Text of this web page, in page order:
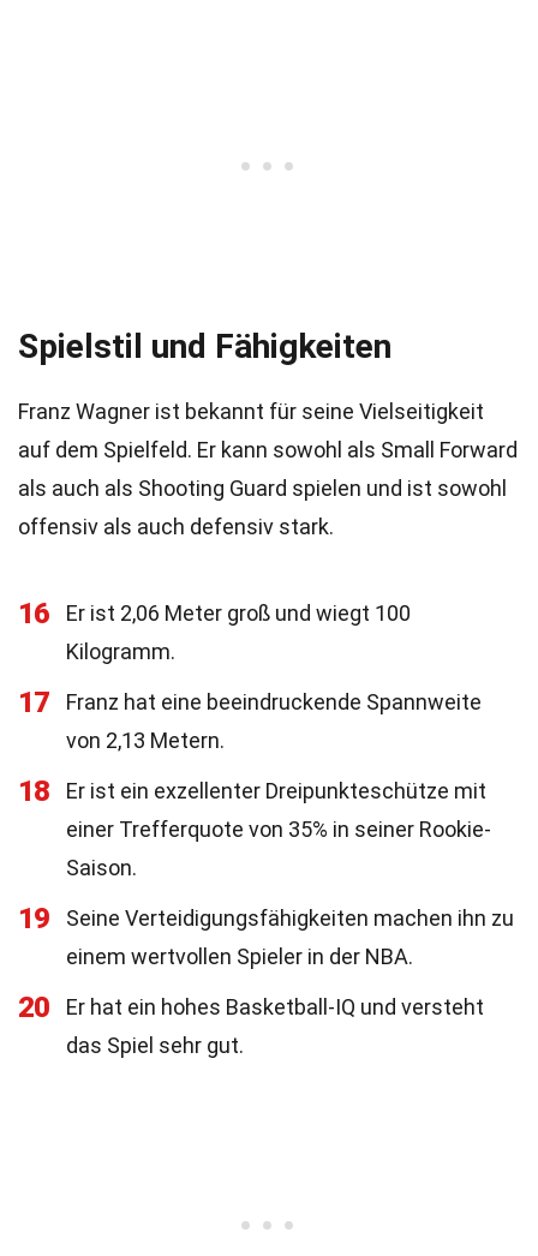
Spielstil und Fähigkeiten
Franz Wagner ist bekannt für seine Vielseitigkeit
auf dem Spielfeld. Er kann sowohl als Small Forward
als auch als Shooting Guard spielen und ist sowohl
offensiv als auch defensiv stark.
16
Er ist 2,06 Meter groß und wiegt 100
Kilogramm.
17
Franz hat eine beeindruckende Spannweite
von 2,13 Metern.
18
Er ist ein exzellenter Dreipunkteschütze mit
einer Trefferquote von 35% in seiner Rookie-
Saison.
19
Seine Verteidigungsfähigkeiten machen ihn zu
einem wertvollen Spieler in der NBA.
20
Er hat ein hohes Basketball-IQ und versteht
das Spiel sehr gut.